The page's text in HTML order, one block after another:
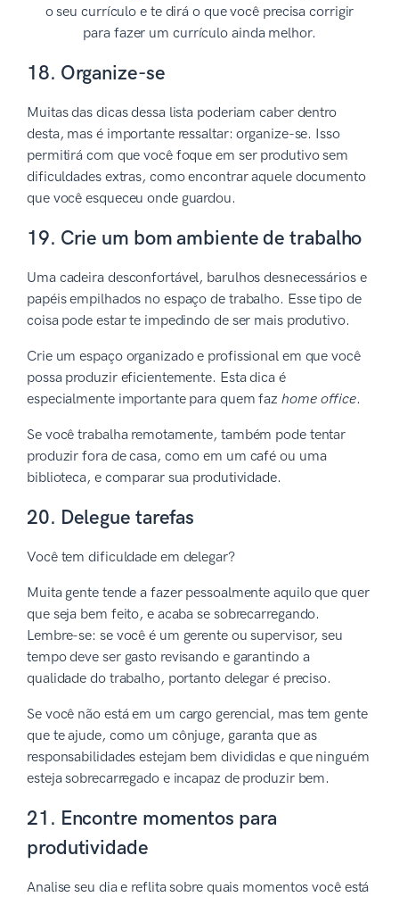
o seu currículo e te dirá o que você precisa corrigir
para fazer um currículo ainda melhor.
18. Organize-se
Muitas das dicas dessa lista poderiam caber dentro
desta, mas é importante ressaltar: organize-se. Isso
permitirá com que você foque em ser produtivo sem
dificuldades extras, como encontrar aquele documento
que você esqueceu onde guardou.
19. Crie um bom ambiente de trabalho
Uma cadeira desconfortável, barulhos desnecessários e
papéis empilhados no espaço de trabalho. Esse tipo de
coisa pode estar te impedindo de ser mais produtivo.
Crie um espaço organizado e profissional em que você
possa produzir eficientemente. Esta dica é
especialmente importante para quem fazhome office.
Se você trabalha remotamente, também pode tentar
produzir fora de casa, como em um café ou uma
biblioteca, e comparar sua produtividade.
20. Delegue tarefas
Você tem dificuldade em delegar?
Muita gente tende a fazer pessoalmente aquilo que quer
que seja bem feito, e acaba se sobrecarregando.
Lembre-se: se você é um gerente ou supervisor, seu
tempo deve ser gasto revisando e garantindo a
qualidade do trabalho, portanto delegar é preciso.
Se você não está em um cargo gerencial, mas tem gente
que te ajude, como um cônjuge, garanta que as
responsabilidades estejam bem divididas e que ninguém
esteja sobrecarregado e incapaz de produzir bem.
21. Encontre momentos para
produtividade
Analise seu dia e reflita sobre quais momentos você está